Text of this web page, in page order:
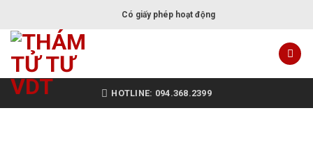
Có giấy phép hoạt động
HOTLINE: 094.368.2399